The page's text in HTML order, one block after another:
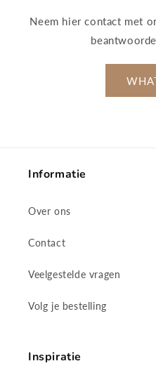
Neem hier contact met
Informatie
Over ons
Contact
Veelgestelde vragen
Volg je bestelling
Inspiratie